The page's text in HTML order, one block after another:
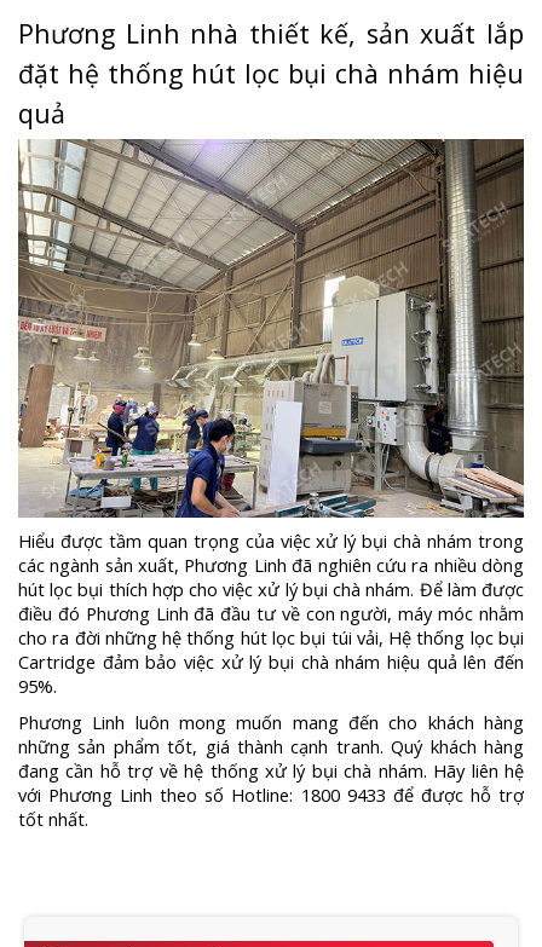
Phương Linh nhà thiết kế, sản xuất lắp
đặt hệ thống hút lọc bụi chà nhám hiệu
quả
Hiểu được tầm quan trọng của việc xử lý bụi chà nhám trong
các ngành sản xuất, Phương Linh đã nghiên cứu ra nhiều dòng
hút lọc bụi thích hợp cho việc xử lý bụi chà nhám. Để làm được
điều đó Phương Linh đã đầu tư về con người, máy móc nhằm
cho ra đời những hệ thống hút lọc bụi túi vải, Hệ thống lọc bụi
Cartridge đảm bảo việc xử lý bụi chà nhám hiệu quả lên đến
95%.
Phương Linh luôn mong muốn mang đến cho khách hàng
những sản phẩm tốt, giá thành cạnh tranh.Quý khách hàng
đang cần hỗ trợ về hệ thống xử lý bụi chà nhám. Hãy liên hệ
với Phương Linh theo số Hotline: 1800 9433 để được hỗ trợ
tốt nhất.